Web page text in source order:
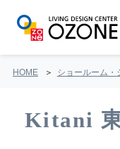
HOME ショールーム・
Kitani